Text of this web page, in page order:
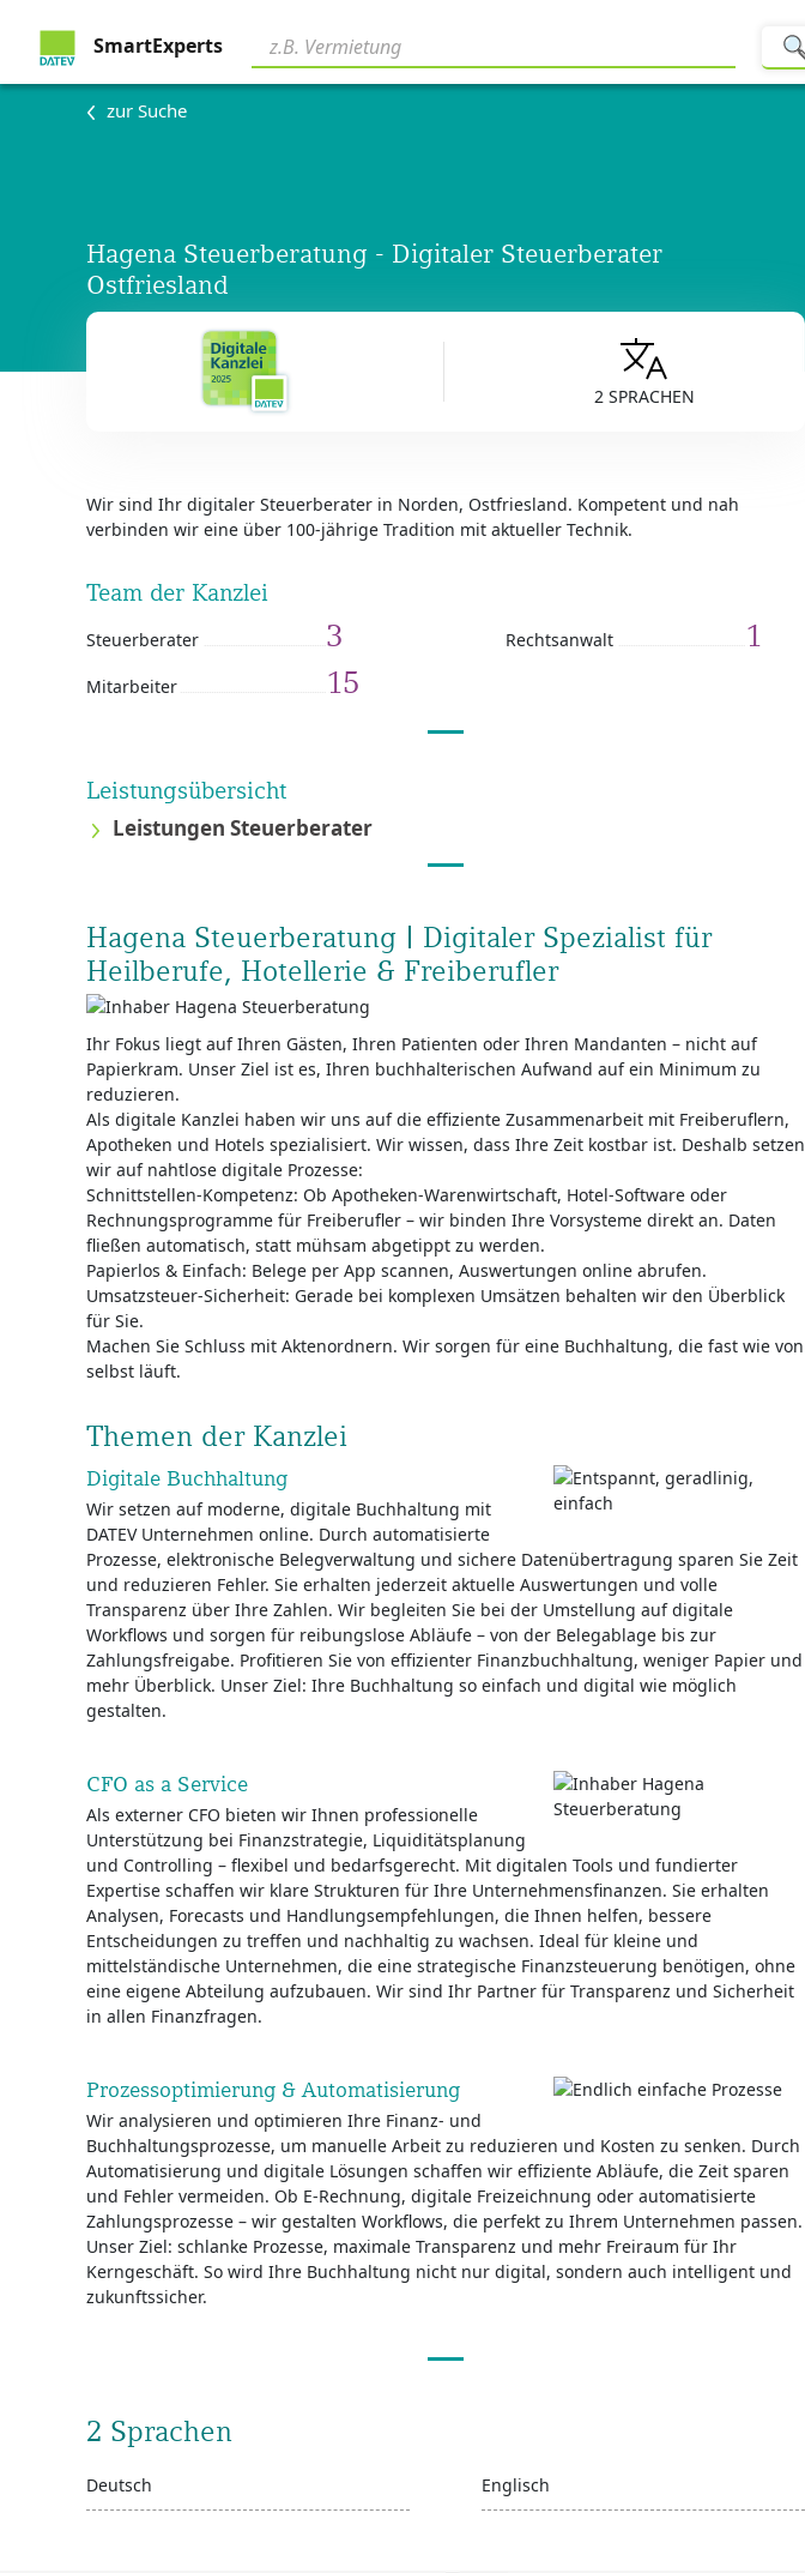
SmartExperts
zur Suche
Hagena Steuerberatung - Digitaler Steuerberater
Ostfriesland
2 SPRACHEN
Wir sind Ihr digitaler Steuerberater in Norden, Ostfriesland. Kompetent und nah
verbinden wir eine über 100-jährige Tradition mit aktueller Technik.
Team der Kanzlei
Steuerberater 3 Rechtsanwalt 1
Mitarbeiter 15
Leistungsübersicht
Leistungen Steuerberater
Hagena Steuerberatung | Digitaler Spezialist für
Heilberufe, Hotellerie & Freiberufler
Ihr Fokus liegt auf Ihren Gästen, Ihren Patienten oder Ihren Mandanten – nicht auf
Papierkram. Unser Ziel ist es, Ihren buchhalterischen Aufwand auf ein Minimum zu
reduzieren.
Als digitale Kanzlei haben wir uns auf die effiziente Zusammenarbeit mit Freiberuflern,
Apotheken und Hotels spezialisiert. Wir wissen, dass Ihre Zeit kostbar ist. Deshalb setzen
wir auf nahtlose digitale Prozesse:
Schnittstellen-Kompetenz: Ob Apotheken-Warenwirtschaft, Hotel-Software oder
Rechnungsprogramme für Freiberufler – wir binden Ihre Vorsysteme direkt an. Daten
fließen automatisch, statt mühsam abgetippt zu werden.
Papierlos & Einfach: Belege per App scannen, Auswertungen online abrufen.
Umsatzsteuer-Sicherheit: Gerade bei komplexen Umsätzen behalten wir den Überblick
für Sie.
Machen Sie Schluss mit Aktenordnern. Wir sorgen für eine Buchhaltung, die fast wie von
selbst läuft.
Themen der Kanzlei
Digitale Buchhaltung
Wir setzen auf moderne, digitale Buchhaltung mit
DATEV Unternehmen online. Durch automatisierte
Prozesse, elektronische Belegverwaltung und sichere Datenübertragung sparen Sie Zeit
und reduzieren Fehler. Sie erhalten jederzeit aktuelle Auswertungen und volle
Transparenz über Ihre Zahlen. Wir begleiten Sie bei der Umstellung auf digitale
Workflows und sorgen für reibungslose Abläufe – von der Belegablage bis zur
Zahlungsfreigabe. Profitieren Sie von effizienter Finanzbuchhaltung, weniger Papier und
mehr Überblick. Unser Ziel: Ihre Buchhaltung so einfach und digital wie möglich
gestalten.
CFO as a Service
Als externer CFO bieten wir Ihnen professionelle
Unterstützung bei Finanzstrategie, Liquiditätsplanung
und Controlling – flexibel und bedarfsgerecht. Mit digitalen Tools und fundierter
Expertise schaffen wir klare Strukturen für Ihre Unternehmensfinanzen. Sie erhalten
Analysen, Forecasts und Handlungsempfehlungen, die Ihnen helfen, bessere
Entscheidungen zu treffen und nachhaltig zu wachsen. Ideal für kleine und
mittelständische Unternehmen, die eine strategische Finanzsteuerung benötigen, ohne
eine eigene Abteilung aufzubauen. Wir sind Ihr Partner für Transparenz und Sicherheit
in allen Finanzfragen.
Prozessoptimierung & Automatisierung
Wir analysieren und optimieren Ihre Finanz- und
Buchhaltungsprozesse, um manuelle Arbeit zu reduzieren und Kosten zu senken. Durch
Automatisierung und digitale Lösungen schaffen wir effiziente Abläufe, die Zeit sparen
und Fehler vermeiden. Ob E-Rechnung, digitale Freizeichnung oder automatisierte
Zahlungsprozesse – wir gestalten Workflows, die perfekt zu Ihrem Unternehmen passen.
Unser Ziel: schlanke Prozesse, maximale Transparenz und mehr Freiraum für Ihr
Kerngeschäft. So wird Ihre Buchhaltung nicht nur digital, sondern auch intelligent und
zukunftssicher.
2 Sprachen
Deutsch Englisch